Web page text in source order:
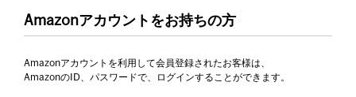
Amazonアカウントをお持ちの方
Amazonアカウントを利用して会員登録されたお客様は、
AmazonのID、パスワードで、ログインすることができます。